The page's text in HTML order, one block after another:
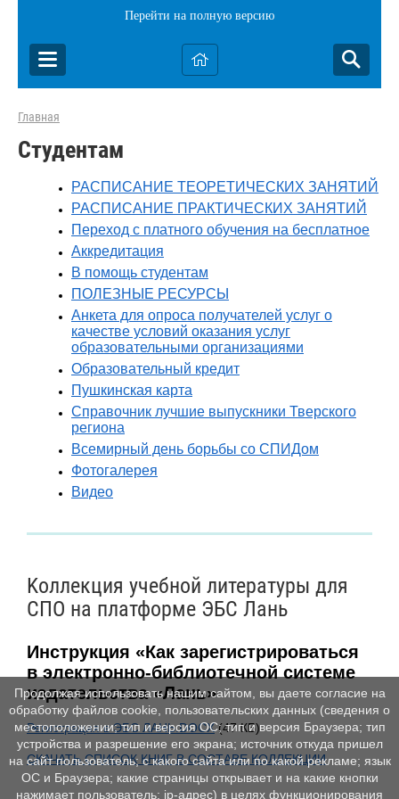
Перейти на полную версию
Главная
Студентам
РАСПИСАНИЕ ТЕОРЕТИЧЕСКИХ ЗАНЯТИЙ
РАСПИСАНИЕ ПРАКТИЧЕСКИХ ЗАНЯТИЙ
Переход с платного обучения на бесплатное
Аккредитация
В помощь студентам
ПОЛЕЗНЫЕ РЕСУРСЫ
Анкета для опроса получателей услуг о
качестве условий оказания услуг
образовательными организациями
Образовательный кредит
Пушкинская карта
Справочник лучшие выпускники Тверского
региона
Всемирный день борьбы со СПИДом
Фотогалерея
Видео
Kоллекция учебной литературы для
СПО на платформе ЭБС Лань
Инструкция «Как зарегистрироваться
в электронно-библиотечной системе
издательства «Лань»
Регистрация в ЭБС ЛАНЬ.DOCX(47 КБ)
СКАЧАТЬ СПИСОК КНИГ В СОСТАВЕ КОЛЛЕКЦИИ
Продолжая использовать нашим сайтом, вы даете согласие на
обработку файлов cookie, пользовательских данных (сведения о
местоположении; тип и версия ОС; тип и версия Браузера; тип
устройства и разрешение его экрана; источник откуда пришел
на сайт пользователь; с какого сайта или по какой рекламе; язык
ОС и Браузера; какие страницы открывает и на какие кнопки
нажимает пользователь; ip-адрес) в целях функционирования